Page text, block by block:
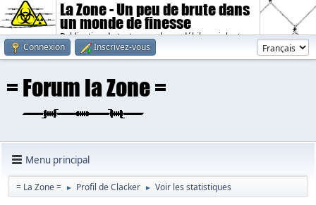
La Zone - Un peu de brute dans
un monde de finesse
Publication de textes sombres, débiles, violents.
Connexion
Inscrivez-vous
Menu principal
= La Zone = ► Profil de Clacker ► Voir les statistiques